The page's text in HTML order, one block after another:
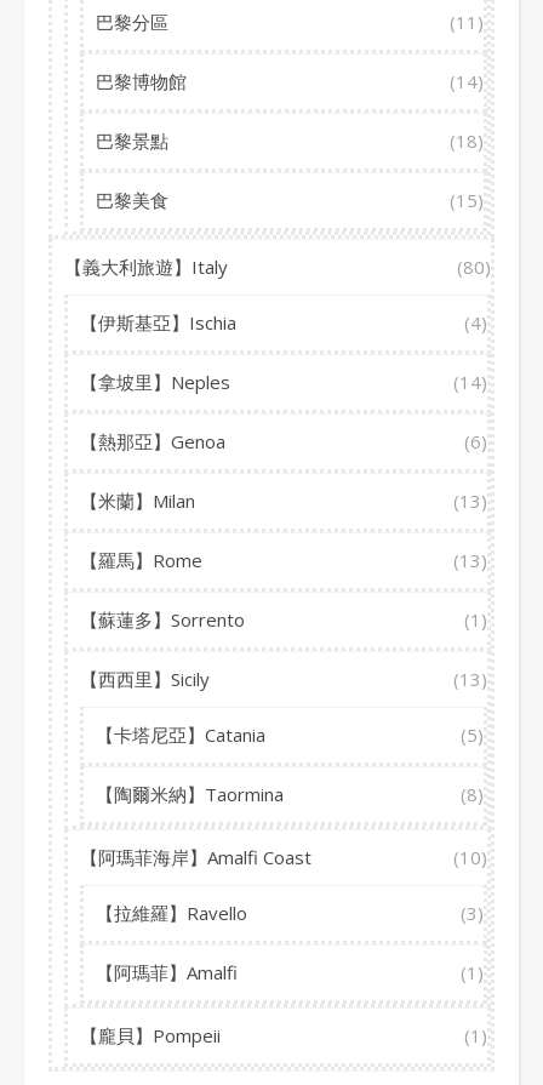
巴黎分區 (11)
巴黎博物館 (14)
巴黎景點 (18)
巴黎美食 (15)
【義大利旅遊】Italy (80)
【伊斯基亞】Ischia (4)
【拿坡里】Neples (14)
【熱那亞】Genoa (6)
【米蘭】Milan (13)
【羅馬】Rome (13)
【蘇蓮多】Sorrento (1)
【西西里】Sicily (13)
【卡塔尼亞】Catania (5)
【陶爾米納】Taormina (8)
【阿瑪菲海岸】Amalfi Coast (10)
【拉維羅】Ravello (3)
【阿瑪菲】Amalfi (1)
【龐貝】Pompeii (1)